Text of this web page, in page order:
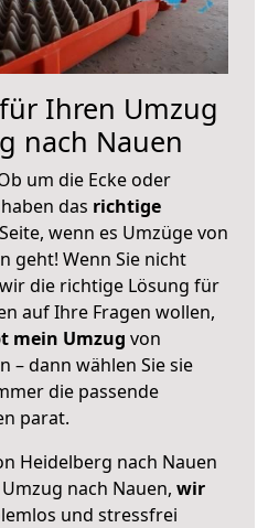
Ihren Umzug
nach Nauen
um die Ecke oder
das richtige
wenn es Umzüge von
geht! Wenn Sie nicht
die richtige Lösung für
auf Ihre Fragen wollen,
mein Umzug von
– dann wählen Sie sie
die passende
parat.
Heidelberg nach Nauen
nach Nauen, wir
und stressfrei